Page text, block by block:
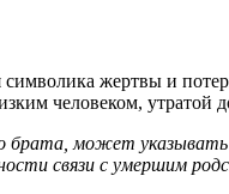
жертвы и
человеком,
брата, может
связи с умершим